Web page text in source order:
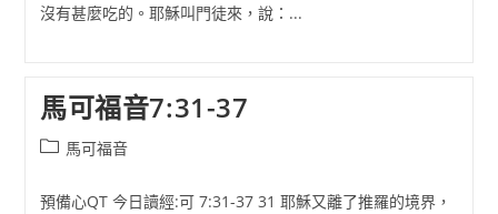
沒有甚麼吃的。耶穌叫門徒來，說：...
馬可福音7:31-37
Post馬可福音
預備心QT 今日讀經:可 7:31-37 31 耶穌又離了推羅的境界，